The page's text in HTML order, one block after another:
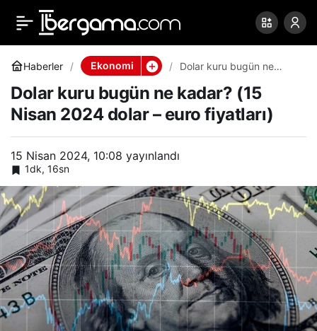
Haberler Ekonomi
Dolar kuru bugün ne
dolar – euro fiyatları)
Dolar kuru bugün ne kadar? (15
Nisan 2024 dolar – euro fiyatları)
15 Nisan 2024, 10:08 yayınlandı
1dk, 16sn
Dolar kuru bugün ne
kadar? (15 Nisan 2024
dolar – euro fiyatları)
0 Paylaş